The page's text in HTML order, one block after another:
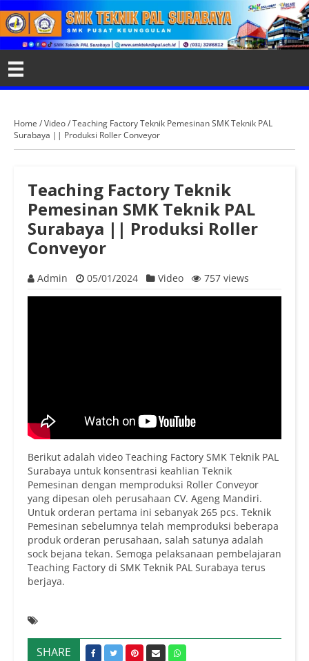
Home /Video/Teaching Factory Teknik Pemesinan SMK Teknik PAL
Surabaya || Produksi Roller Conveyor
Teaching Factory Teknik
Pemesinan SMK Teknik PAL
Surabaya || Produksi Roller
Conveyor
Admin 05/01/2024 Video 757 views
Berikut adalah video Teaching Factory SMK Teknik PAL
Surabaya untuk konsentrasi keahlian Teknik
Pemesinan dengan memproduksi Roller Conveyor
yang dipesan oleh perusahaan CV. Ageng Mandiri.
Untuk orderan pertama ini sebanyak 265 pcs. Teknik
Pemesinan sebelumnya telah memproduksi beberapa
produk orderan perusahaan, salah satunya adalah
sock bejana tekan. Semoga pelaksanaan pembelajaran
Teaching Factory di SMK Teknik PAL Surabaya terus
berjaya.
SHARE